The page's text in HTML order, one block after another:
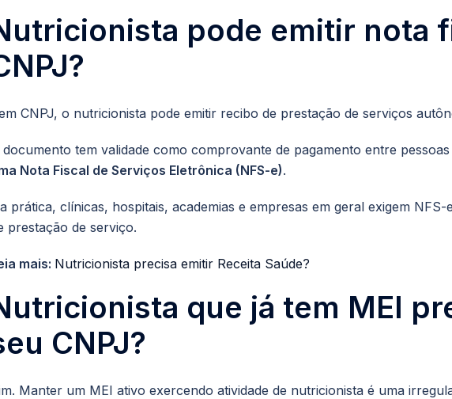
pode emitir nota
CNPJ, o nutricionista pode emitir recibo de prestação de serviços
documento tem validade como comprovante de pagamento entre
Nota Fiscal de Serviços Eletrônica (NFS-e).
prática, clínicas, hospitais, academias e empresas em geral exigem
prestação de serviço.
mais: Nutricionista precisa emitir Receita Saúde?
que já tem MEI
CNPJ?
Manter um MEI ativo exercendo atividade de nutricionista é uma